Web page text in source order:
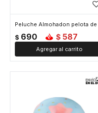
$ 690 $ 587